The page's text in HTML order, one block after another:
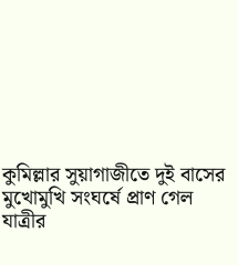
কুমিল্লার সুয়াগাজীতে দুই বাসের
মুখোমুখি সংঘর্ষে প্রাণ গেল
যাত্রীর